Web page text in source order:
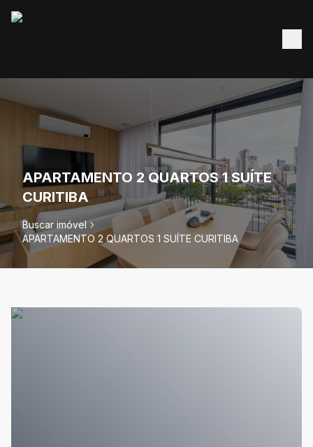
APARTAMENTO 2 QUARTOS 1 SUÍTE
CURITIBA
Buscar imóvel
APARTAMENTO 2 QUARTOS 1 SUÍTE CURITIBA